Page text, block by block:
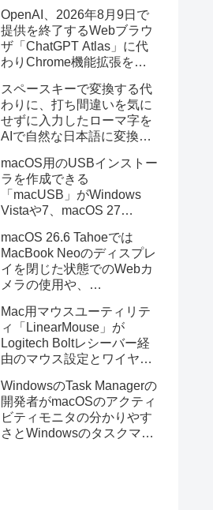
辺を焼損する火災が6月に3
件発生していたそうなので
注意を。
OpenAI、2026年8月9日で
提供を終了するWebブラウ
ザ「ChatGPT Atlas」に代
わりChrome機能拡張をア
画の質問やAsk ChatGPT機
能を追加。
スペースキーで変換する代
わりに、打ち間違いを気に
せずに入力したローマ字を
AIで自然な日本語に変換し
力アプリ「Nospace」がリ
リース。
macOS用のUSBインストー
ラを作成できる
「macUSB」がWindows
Vistaや7、macOS 27
トーラの作成に対応。
macOS 26.6 Tahoeでは
MacBook Neoのディスプレ
イを閉じた状態でのWebカ
メラの使用や、
利用しMacBook Neoを復元
する際の安定性が向上。
Mac用マウスユーティリテ
ィ「LinearMouse」が
Logitech Boltレシーバー経
由のマウス設定とワイヤレ
ックボールに対応。
WindowsのTask Managerの
開発者がmacOSのアクティ
ビティモニタの分かりやす
さとWindowsのタスクマネ